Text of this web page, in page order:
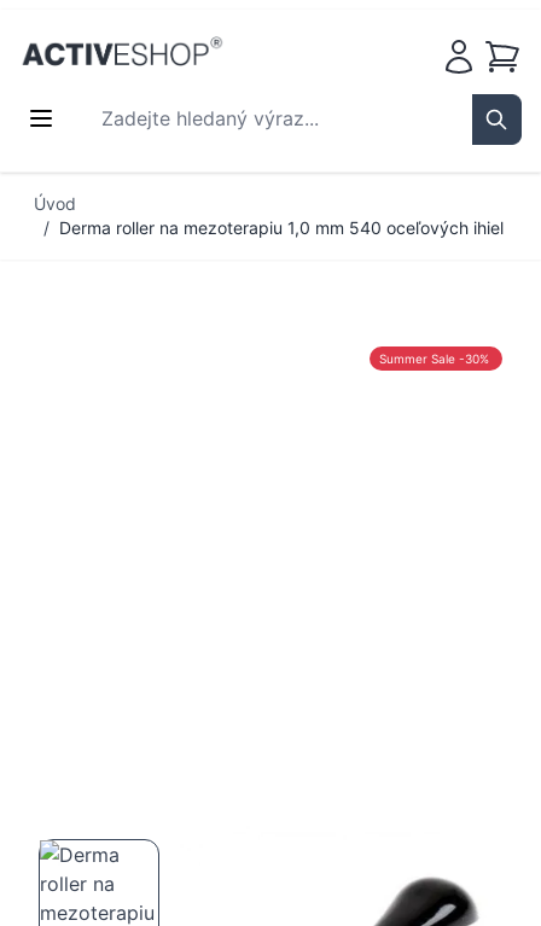
Zadejte hledaný výraz...
Košík
Úvod
/ Derma roller na mezoterapiu 1,0 mm 540 oceľových ihiel
Summer Sale -30%